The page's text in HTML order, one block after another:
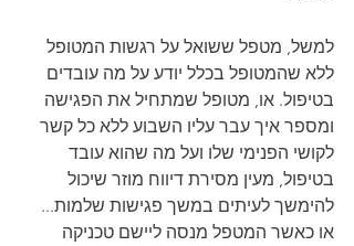
למשל, מטפל ששואל על רגשות המטופל
ללא שהמטופל בכלל יודע על מה עובדים
בטיפול. או, מטופל שמתחיל את הפגישה
ומספר איך עבר עליו השבוע ללא כל קשר
לקושי הפנימי שלו ועל מה שהוא עובד
בטיפול, מעין מסירת דיווח מוזר שיכול
להימשך לעיתים במשך פגישות שלמות...
או כאשר המטפל מנסה ליישם טכניקה